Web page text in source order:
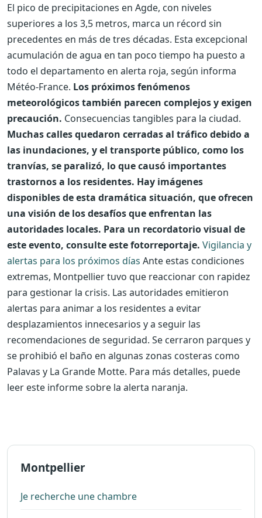
El pico de precipitaciones en Agde, con niveles
superiores a los 3,5 metros, marca un récord sin
precedentes en más de tres décadas. Esta excepcional
acumulación de agua en tan poco tiempo ha puesto a
todo el departamento en alerta roja, según informa
Météo-France. Los próximos fenómenos
meteorológicos también parecen complejos y exigen
precaución. Consecuencias tangibles para la ciudad.
Muchas calles quedaron cerradas al tráfico debido a
las inundaciones, y el transporte público, como los
tranvías, se paralizó, lo que causó importantes
trastornos a los residentes. Hay imágenes
disponibles de esta dramática situación, que ofrecen
una visión de los desafíos que enfrentan las
autoridades locales. Para un recordatorio visual de
este evento, consulte este fotorreportaje. Vigilancia y
alertas para los próximos días Ante estas condiciones
extremas, Montpellier tuvo que reaccionar con rapidez
para gestionar la crisis. Las autoridades emitieron
alertas para animar a los residentes a evitar
desplazamientos innecesarios y a seguir las
recomendaciones de seguridad. Se cerraron parques y
se prohibió el baño en algunas zonas costeras como
Palavas y La Grande Motte. Para más detalles, puede
leer este informe sobre la alerta naranja.
Montpellier
Je recherche une chambre